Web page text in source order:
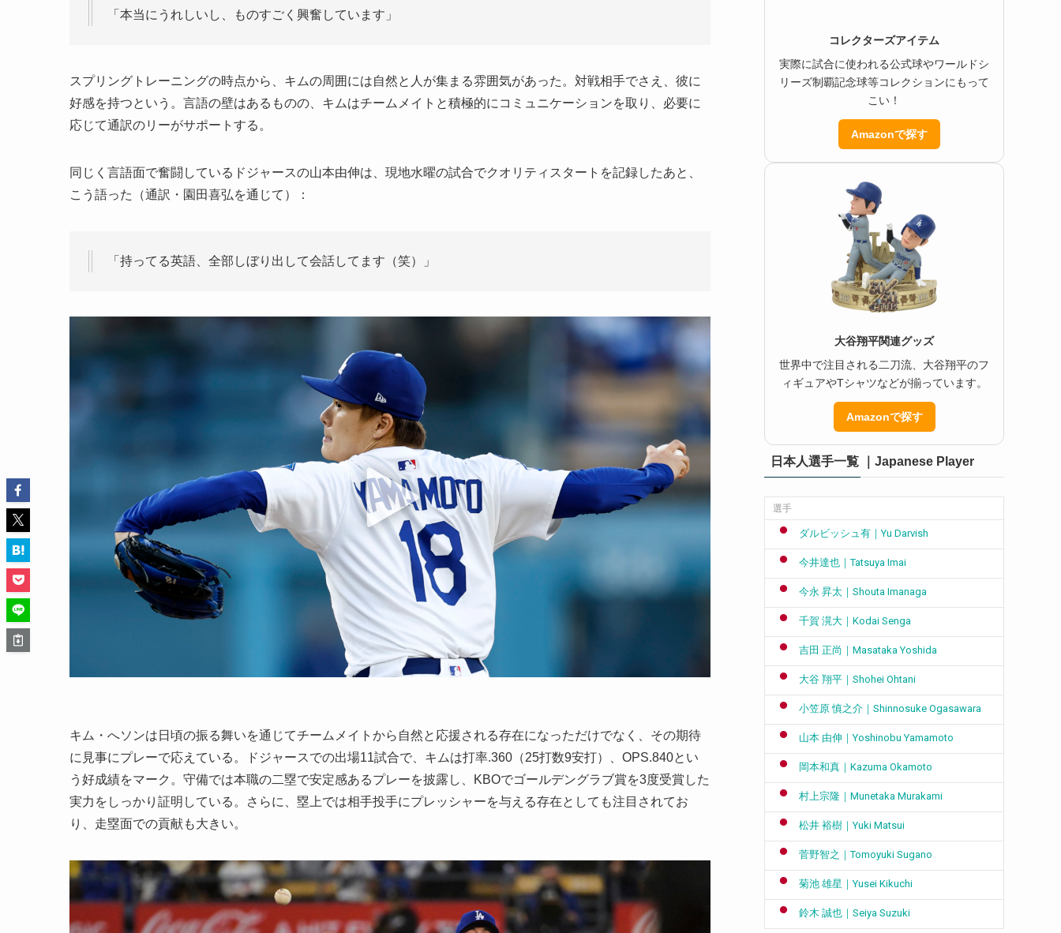
「本当にうれしいし、ものすごく興奮しています」
スプリングトレーニングの時点から、キムの周囲には自然と人が集まる雰囲気があった。対戦相手でさえ、彼に
好感を持つという。言語の壁はあるものの、キムはチームメイトと積極的にコミュニケーションを取り、必要に
応じて通訳のリーがサポートする。
同じく言語面で奮闘しているドジャースの山本由伸は、現地水曜の試合でクオリティスタートを記録したあと、
こう語った（通訳・園田喜弘を通じて）：
「持ってる英語、全部しぼり出して会話してます（笑）」
キム・へソンは日頃の振る舞いを通じてチームメイトから自然と応援される存在になっただけでなく、その期待
に見事にプレーで応えている。ドジャースでの出場11試合で、キムは打率.360（25打数9安打）、OPS.840とい
う好成績をマーク。守備では本職の二塁で安定感あるプレーを披露し、KBOでゴールデングラブ賞を3度受賞した
実力をしっかり証明している。さらに、塁上では相手投手にプレッシャーを与える存在としても注目されてお
り、走塁面での貢献も大きい。
コレクターズアイテム
実際に試合に使われる公式球やワールドシ
リーズ制覇記念球等コレクションにもって
こい！
Amazonで探す
大谷翔平関連グッズ
世界中で注目される二刀流、大谷翔平のフ
ィギュアやTシャツなどが揃っています。
Amazonで探す
日本人選手一覧 ｜Japanese Player
選手
ダルビッシュ有｜Yu Darvish
今井達也｜Tatsuya Imai
今永 昇太｜Shouta Imanaga
千賀 滉大｜Kodai Senga
吉田 正尚｜Masataka Yoshida
大谷 翔平｜Shohei Ohtani
小笠原 慎之介｜Shinnosuke Ogasawara
山本 由伸｜Yoshinobu Yamamoto
岡本和真｜Kazuma Okamoto
村上宗隆｜Munetaka Murakami
松井 裕樹｜Yuki Matsui
菅野智之｜Tomoyuki Sugano
菊池 雄星｜Yusei Kikuchi
鈴木 誠也｜Seiya Suzuki